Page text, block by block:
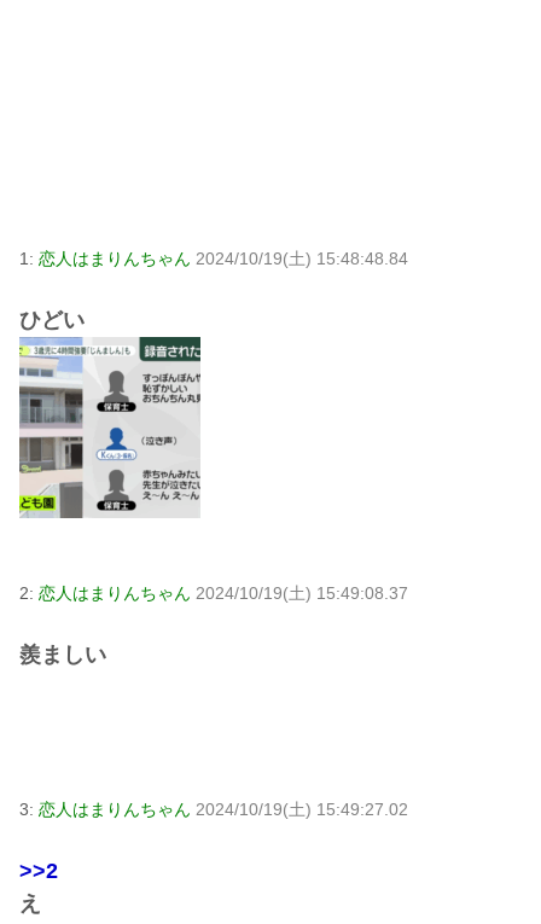
1: 恋人はまりんちゃん 2024/10/19(土) 15:48:48.84
ひどい
2: 恋人はまりんちゃん 2024/10/19(土) 15:49:08.37
羨ましい
3: 恋人はまりんちゃん 2024/10/19(土) 15:49:27.02
>>2
え